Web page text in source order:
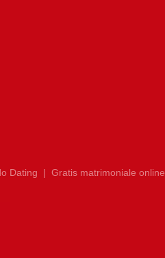
Dating | Gratis matrimoniale online